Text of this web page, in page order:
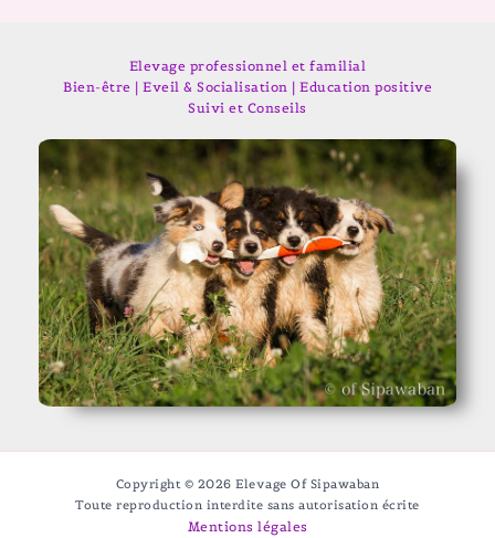
Elevage professionnel et familial
Bien-être | Eveil & Socialisation | Education positive
Suivi et Conseils
Copyright © 2026 Elevage Of Sipawaban
Toute reproduction interdite sans autorisation écrite
Mentions légales